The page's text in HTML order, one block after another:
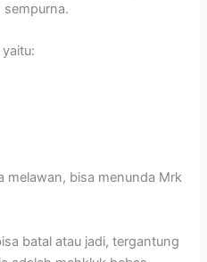
sempurna.
melawan, bisa menunda Mrk
batal atau jadi, tergantung